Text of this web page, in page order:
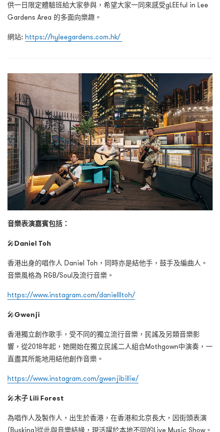
供一日限定體驗班給大家參與，希望大家一同來感受gLEEful in Lee
Gardens Area 的多面向樂趣。
網站: https://hyleegardens.com.hk/
音樂表演嘉賓包括：
🎤Daniel Toh
香港出身的唱作人 Daniel Toh，同時亦是結他手，鼓手及編曲人。
音樂風格為 R&B/Soul及流行音樂。
https://www.instagram.com/daniellltoh/
🎤Gwenji
香港獨立創作歌手，受不同的獨立流行音樂，民謠及另類音樂影
響，從2018年起，她開始在獨立民謠二人組合Mothgown中演奏，一
直盡其所能地用結他創作音樂。
https://www.instagram.com/gwenjibillie/
🎤木子 Lili Forest
為唱作人及製作人，出生於香港，在香港和北京長大，因街頭表演
(Busking)從此與音樂結緣，現活躍於本地不同的Live Music Show。